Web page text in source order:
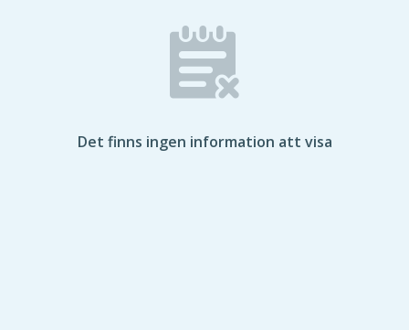
Det finns ingen information att visa